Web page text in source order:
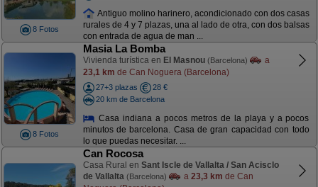
8 Fotos
Antiguo molino harinero, acondicionado con dos casas
rurales de 4 y 7 plazas, una al lado de otra, con dos balsas
con entrada de agua de man ...
8 Fotos
Masia La Bomba
Vivienda turística en El Masnou (Barcelona)
a
23,1 km de Can Noguera (Barcelona)
27+3 plazas
28 €
20 km de Barcelona
Casa indiana a pocos metros de la playa y a pocos
minutos de barcelona. Casa de gran capacidad con todo
lo que puedas necesitar. ...
Can Rocosa
Casa Rural en Sant Iscle de Vallalta / San Acisclo
de Vallalta (Barcelona) a 23,3 km de Can